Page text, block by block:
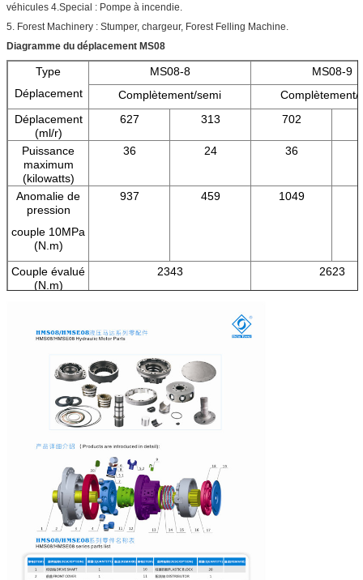
véhicules 4.Special : Pompe à incendie.
5. Forest Machinery : Stumper, chargeur, Forest Felling Machine.
Diagramme du déplacement MS08
Type
Déplacement
MS08-8
MS08-9
Complètement/semi
Complètement/
Déplacement
(ml/r)
627 313 702
Puissance
maximum
(kilowatts)
36 24 36
Anomalie de
pression
couple 10MPa
(N.m)
937 459 1049
Couple évalué
(N.m)
2343 2623
Pression
(MPA)
Vitesse
nominale
(r/min)
70
Gamme de
0-170